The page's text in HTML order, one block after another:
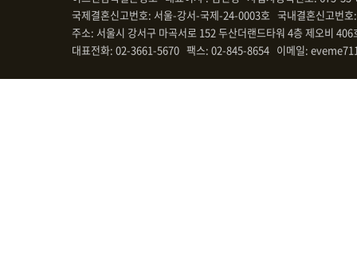
국제결혼신고번호: 서울-강서-국제-24-0003호 국내결혼신고번
주소: 서울시 강서구 마곡서로 152 두산더랜드타워 4층 제오비 406
대표전화: 02-3661-5670 팩스: 02-845-8654 이메일: